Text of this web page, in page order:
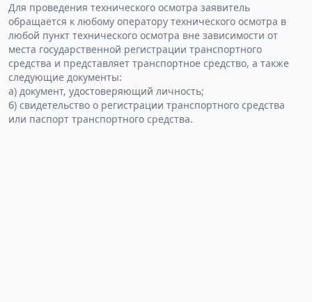
Для проведения технического осмотра заявитель
обращается к любому оператору технического осмотра в
любой пункт технического осмотра вне зависимости от
места государственной регистрации транспортного
средства и представляет транспортное средство, а также
следующие документы:
а) документ, удостоверяющий личность;
б) свидетельство о регистрации транспортного средства
или паспорт транспортного средства.